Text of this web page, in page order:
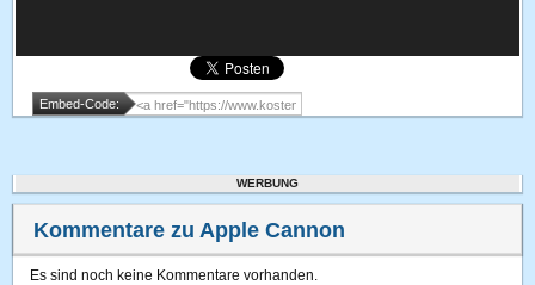
Embed-Code:
WERBUNG
Kommentare zu Apple Cannon
Es sind noch keine Kommentare vorhanden.